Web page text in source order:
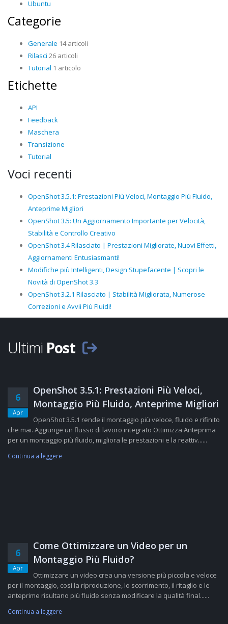
Ubuntu
Categorie
Generale 14 articoli
Rilasci 26 articoli
Tutorial 1 articolo
Etichette
API
Feedback
Maschera
Transizione
Tutorial
Voci recenti
OpenShot 3.5.1: Prestazioni Più Veloci, Montaggio Più Fluido,
Anteprime Migliori
OpenShot 3.5: Un Aggiornamento Importante per Velocità,
Stabilità e Controllo Creativo
OpenShot 3.4 Rilasciato | Prestazioni Migliorate, Nuovi Effetti,
Aggiornamenti Entusiasmanti!
Modifiche più Intelligenti, Design Stupefacente | Scopri le
Novità di OpenShot 3.3
OpenShot 3.2.1 Rilasciato | Stabilità Migliorata, Numerose
Correzioni e Avvii Più Fluidi!
Ultimi Post
6
Apr
OpenShot 3.5.1: Prestazioni Più Veloci,
Montaggio Più Fluido, Anteprime Migliori
OpenShot 3.5.1 rende il montaggio più veloce, fluido e rifinito
che mai. Aggiunge un flusso di lavoro integrato Ottimizza Anteprima
per un montaggio più fluido, migliora le prestazioni e la reattiv......
Continua a leggere
6
Apr
Come Ottimizzare un Video per un
Montaggio Più Fluido?
Ottimizzare un video crea una versione più piccola e veloce
per il montaggio, così la riproduzione, lo scorrimento, il ritaglio e le
anteprime risultano più fluide senza modificare la qualità final......
Continua a leggere